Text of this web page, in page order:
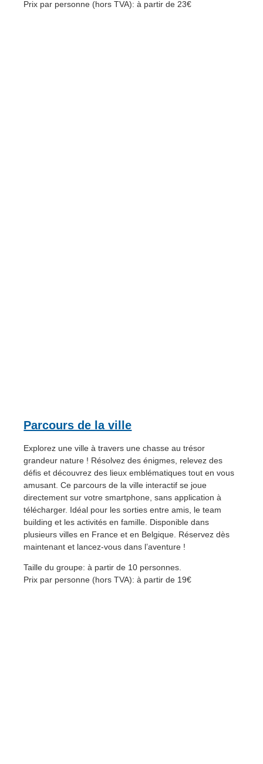
Prix par personne (hors TVA): à partir de 23€
Parcours de la ville
Explorez une ville à travers une chasse au trésor
grandeur nature ! Résolvez des énigmes, relevez des
défis et découvrez des lieux emblématiques tout en vous
amusant. Ce parcours de la ville interactif se joue
directement sur votre smartphone, sans application à
télécharger. Idéal pour les sorties entre amis, le team
building et les activités en famille. Disponible dans
plusieurs villes en France et en Belgique. Réservez dès
maintenant et lancez-vous dans l’aventure !
Taille du groupe: à partir de 10 personnes.
Prix par personne (hors TVA): à partir de 19€